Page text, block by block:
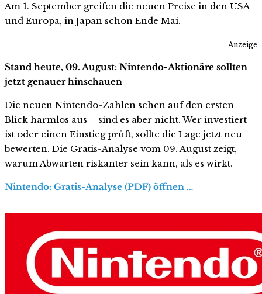
Am 1. September greifen die neuen Preise in den USA
und Europa, in Japan schon Ende Mai.
Anzeige
Stand heute, 09. August: Nintendo-Aktionäre sollten
jetzt genauer hinschauen
Die neuen Nintendo-Zahlen sehen auf den ersten
Blick harmlos aus – sind es aber nicht. Wer investiert
ist oder einen Einstieg prüft, sollte die Lage jetzt neu
bewerten. Die Gratis-Analyse vom 09. August zeigt,
warum Abwarten riskanter sein kann, als es wirkt.
Nintendo: Gratis-Analyse (PDF) öffnen …